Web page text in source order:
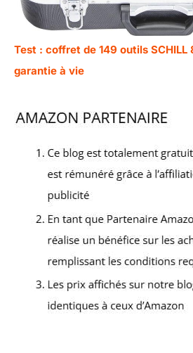
Test : coffret de 149 outils SCHILL
garantie à vie